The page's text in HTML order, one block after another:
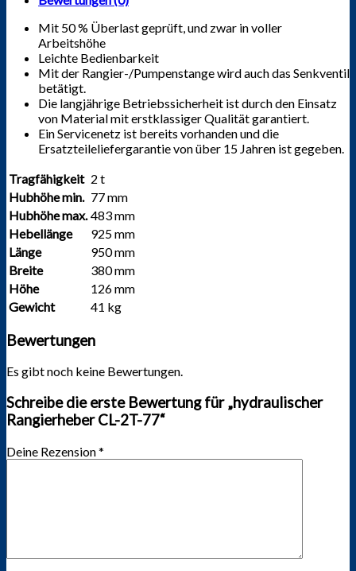
Mit 50 % Überlast geprüft, und zwar in voller
Arbeitshöhe
Leichte Bedienbarkeit
Mit der Rangier-/Pumpenstange wird auch das Senkventil
betätigt.
Die langjährige Betriebssicherheit ist durch den Einsatz
von Material mit erstklassiger Qualität garantiert.
Ein Servicenetz ist bereits vorhanden und die
Ersatzteileliefergarantie von über 15 Jahren ist gegeben.
Tragfähigkeit 2 t
Hubhöhe min. 77 mm
Hubhöhe max. 483 mm
Hebellänge
925 mm
Länge
950 mm
Breite
380 mm
Höhe
126 mm
Gewicht
41 kg
Bewertungen
Es gibt noch keine Bewertungen.
Schreibe die erste Bewertung für „hydraulischer
Rangierheber CL-2T-77“
Deine Rezension*